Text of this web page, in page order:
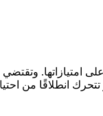
وتقتضي
انطلاقًا من